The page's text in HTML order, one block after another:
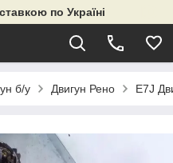
по Україні
б/у Двигун Рено E7J